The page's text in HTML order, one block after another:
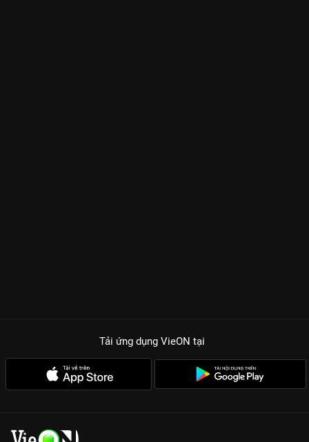
Tải ứng dụng VieON tại